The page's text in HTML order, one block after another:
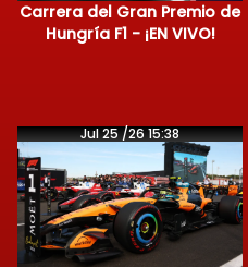
Carrera del Gran Premio de
Hungría F1 - ¡EN VIVO!
Jul 25 /26 15:38